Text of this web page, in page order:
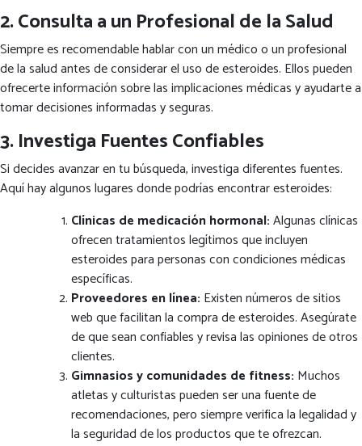
2. Consulta a un Profesional de la Salud
Siempre es recomendable hablar con un médico o un profesional
de la salud antes de considerar el uso de esteroides. Ellos pueden
ofrecerte información sobre las implicaciones médicas y ayudarte a
tomar decisiones informadas y seguras.
3. Investiga Fuentes Confiables
Si decides avanzar en tu búsqueda, investiga diferentes fuentes.
Aquí hay algunos lugares donde podrías encontrar esteroides:
Clínicas de medicación hormonal:Algunas clínicas
ofrecen tratamientos legítimos que incluyen
esteroides para personas con condiciones médicas
específicas.
Proveedores en línea: Existen números de sitios
web que facilitan la compra de esteroides. Asegúrate
de que sean confiables y revisa las opiniones de otros
clientes.
Gimnasios y comunidades de fitness: Muchos
atletas y culturistas pueden ser una fuente de
recomendaciones, pero siempre verifica la legalidad y
la seguridad de los productos que te ofrezcan.